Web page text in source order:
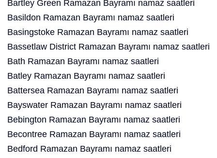
Bartley Green Ramazan Bayramı namaz saatleri
Basildon Ramazan Bayramı namaz saatleri
Basingstoke Ramazan Bayramı namaz saatleri
Bassetlaw District Ramazan Bayramı namaz saatleri
Bath Ramazan Bayramı namaz saatleri
Batley Ramazan Bayramı namaz saatleri
Battersea Ramazan Bayramı namaz saatleri
Bayswater Ramazan Bayramı namaz saatleri
Bebington Ramazan Bayramı namaz saatleri
Becontree Ramazan Bayramı namaz saatleri
Bedford Ramazan Bayramı namaz saatleri